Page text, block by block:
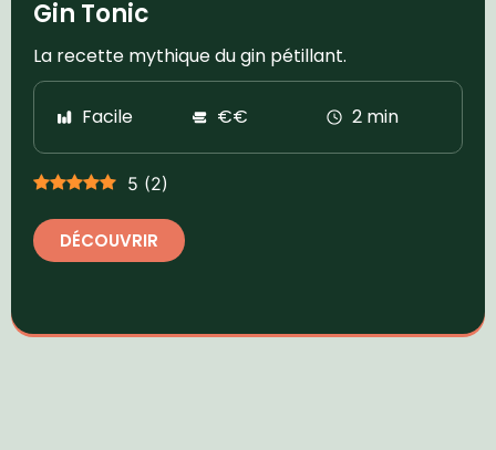
Gin Tonic
La recette mythique du gin pétillant.
Facile €€ 2 min
5 (2)
DÉCOUVRIR